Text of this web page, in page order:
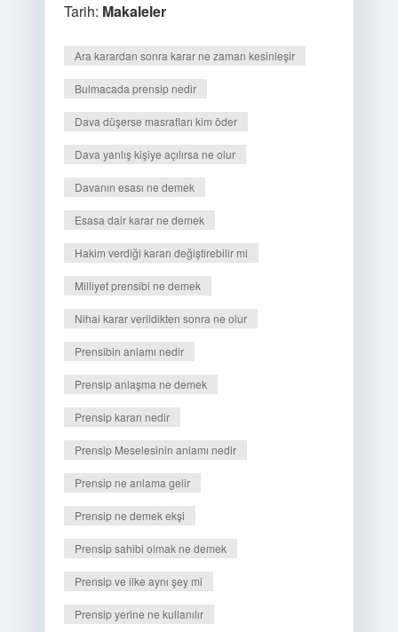
Tarih: Makaleler
Ara karardan sonra karar ne zaman kesinleşir
Bulmacada prensip nedir
Dava düşerse masrafları kim öder
Dava yanlış kişiye açılırsa ne olur
Davanın esası ne demek
Esasa dair karar ne demek
Hakim verdiği kararı değiştirebilir mi
Milliyet prensibi ne demek
Nihai karar verildikten sonra ne olur
Prensibin anlamı nedir
Prensip anlaşma ne demek
Prensip kararı nedir
Prensip Meselesinin anlamı nedir
Prensip ne anlama gelir
Prensip ne demek ekşi
Prensip sahibi olmak ne demek
Prensip ve ilke aynı şey mi
Prensip yerine ne kullanılır